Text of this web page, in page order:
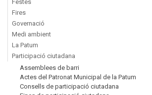
Festes
Fires
Governació
Medi ambient
La Patum
Participació ciutadana
Assemblees de barri
Actes del Patronat Municipal de la Patum
Consells de participació ciutadana